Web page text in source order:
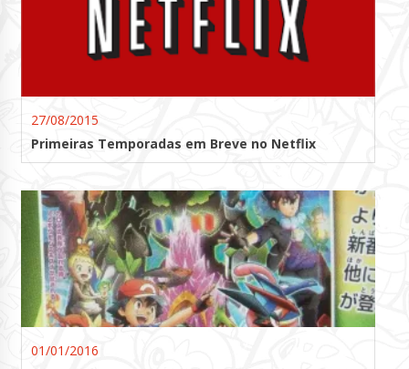
27/08/2015
Primeiras Temporadas em Breve no Netflix
01/01/2016